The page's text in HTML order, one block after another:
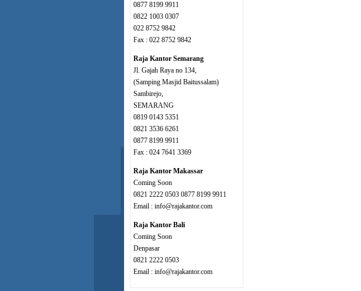
0877 8199 9911
0822 1003 0307
022 8752 9842
Fax : 022 8752 9842
Raja Kantor Semarang
Jl. Gajah Raya no 134,
(Samping Masjid Baitussalam)
Sambirejo,
SEMARANG
0819 0143 5351
0821 3536 6261
0877 8199 9911
Fax : 024 7641 3369
Raja Kantor Makassar
Coming Soon
0821 2222 0503 0877 8199 9911
Email : info@rajakantor.com
Raja Kantor Bali
Coming Soon
Denpasar
0821 2222 0503
Email : info@rajakantor.com